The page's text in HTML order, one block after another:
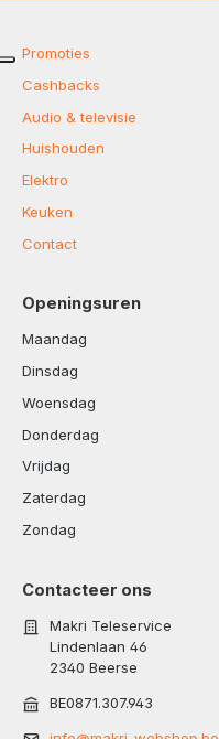
Promoties
Cashbacks
Audio & televisie
Huishouden
Elektro
Keuken
Contact
Openingsuren
Maandag
Dinsdag
Woensdag
Donderdag
Vrijdag
Zaterdag
Zondag
Contacteer ons
Makri Teleservice
Lindenlaan 46
2340 Beerse
BE0871.307.943